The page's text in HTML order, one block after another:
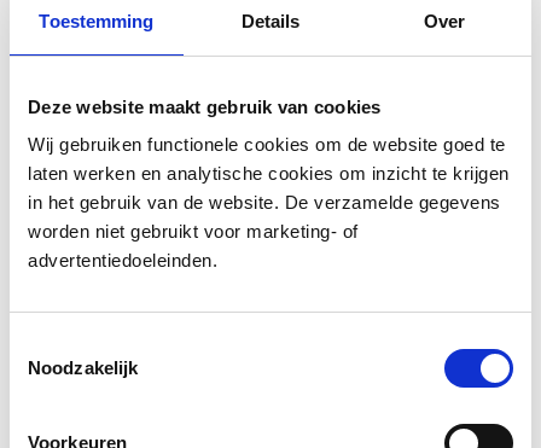
Toestemming Details Over
Deze website maakt gebruik van cookies
Wij gebruiken functionele cookies om de website goed te
laten werken en analytische cookies om inzicht te krijgen
in het gebruik van de website. De verzamelde gegevens
worden niet gebruikt voor marketing- of
advertentiedoeleinden.
Noodzakelijk
Voorkeuren
inspiratie geboden voor passende ingrepen,
terwijl de subsidie een financiële prikkel vormt
om plannen ook daadwerkerlijk uit te voeren.
raadhuis